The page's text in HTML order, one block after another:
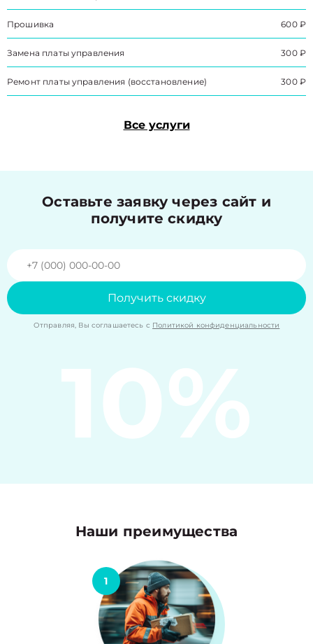
Прошивка 600 ₽
Замена платы управления 300 ₽
Ремонт платы управления (восстановление) 300 ₽
Все услуги
Оставьте заявку через сайт и
получите скидку
Получить скидку
Отправляя, Вы соглашаетесь с Политикой конфиденциальности
10%
Наши преимущества
1